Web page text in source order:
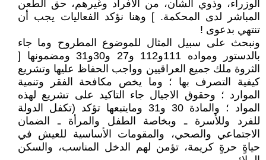
الوزراء، وذوي الشأن، من الافراد وغيرهم، حق الطعن
المباشر لدى المحكمة. ] وهنا نؤكد الفعاليات يجب أن
تنتهي بدعوى !
ونبحث على سبيل المثال للموضوع المطروح وما جاء
بالدستور ومواده 111و112 و27 و30و31 ومضمونها [
الثروة ملك جميع العراقيين وواجب الحفاظ عليها وتشريع
كيفية التصرف بها ؛ وما يخص مكافحة الفقر وتنمية
الموارد ؛ وحقوق الاجيال جاء التاكيد على تشريع لهذه
المواد ؛ والمادة 30 و31 ومايتبعها تؤكد (تكفل الدولة
للفرد وللأسرة ـ وبخاصة الطفل والمرأة ـ الضمان
الاجتماعي والصحي، والمقومات الأساسية للعيش في
حياةٍ حرةٍ كريمة، تؤمن لهم الدخل المناسب، والسكن